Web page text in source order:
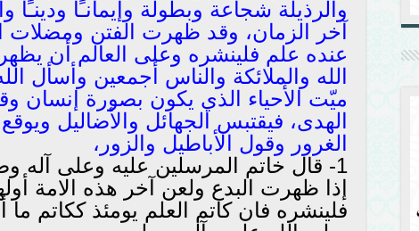
والرذيلة شجاعة وبطولة وإيمانـًا ودينـًا
آخر الزمان، وقد ظهرت الفتن ومضلات
عنده علم فلينشره وعلى العالم أن يظهر
الله والملائكة والناس أجمعين وأسأل
ميّت الأحياء الذي يكون بصورة إنسان
الهدى، فيقتبس الجهائل والأضاليل
الغرور وقول الأباطيل والزور،
1- قال خاتم المرسلين عليه وعلى آله
إذا ظهرت البدع ولعن آخر هذه الامة
فلينشره فان كاتم العلم يومئذ ككاتم